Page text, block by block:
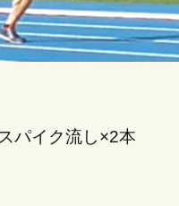
パイク流し×2本